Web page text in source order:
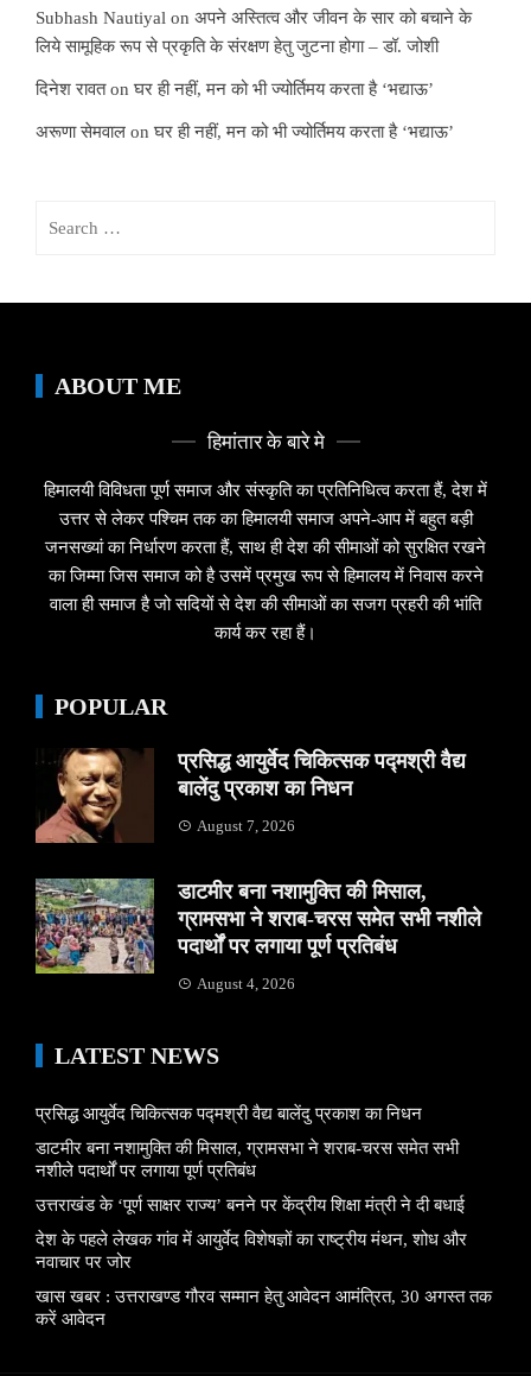
Subhash Nautiyal on अपने अस्तित्व और जीवन के सार को बचाने के
लिये सामूहिक रूप से प्रकृति के संरक्षण हेतु जुटना होगा – डॉ. जोशी
दिनेश रावतonघर ही नहीं, मन को भी ज्योर्तिमय करता है ‘भद्याऊ’
अरूणा सेमवाल onघर ही नहीं, मन को भी ज्योर्तिमय करता है ‘भद्याऊ’
ABOUT ME
हिमांतार के बारे मे
हिमालयी विविधता पूर्ण समाज और संस्कृति का प्रतिनिधित्व करता हैं, देश में
उत्तर से लेकर पश्चिम तक का हिमालयी समाज अपने-आप में बहुत बड़ी
जनसख्यां का निर्धारण करता हैं, साथ ही देश की सीमाओं को सुरक्षित रखने
का जिम्मा जिस समाज को है उसमें प्रमुख रूप से हिमालय में निवास करने
वाला ही समाज है जो सदियों से देश की सीमाओं का सजग प्रहरी की भांति
कार्य कर रहा हैं।
POPULAR
प्रसिद्ध आयुर्वेद चिकित्सक पद्मश्री वैद्य
बालेंदु प्रकाश का निधन
August 7, 2026
डाटमीर बना नशामुक्ति की मिसाल,
ग्रामसभा ने शराब-चरस समेत सभी नशीले
पदार्थों पर लगाया पूर्ण प्रतिबंध
August 4, 2026
LATEST NEWS
प्रसिद्ध आयुर्वेद चिकित्सक पद्मश्री वैद्य बालेंदु प्रकाश का निधन
डाटमीर बना नशामुक्ति की मिसाल, ग्रामसभा ने शराब-चरस समेत सभी
नशीले पदार्थों पर लगाया पूर्ण प्रतिबंध
उत्तराखंड के ‘पूर्ण साक्षर राज्य’ बनने पर केंद्रीय शिक्षा मंत्री ने दी बधाई
देश के पहले लेखक गांव में आयुर्वेद विशेषज्ञों का राष्ट्रीय मंथन, शोध और
नवाचार पर जोर
खास खबर : उत्तराखण्ड गौरव सम्मान हेतु आवेदन आमंत्रित, 30 अगस्त तक
करें आवेदन